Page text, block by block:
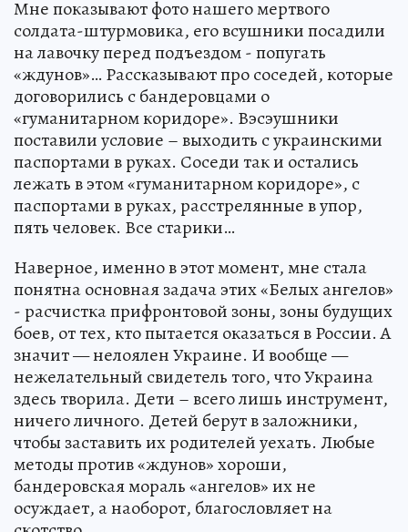
Мне показывают фото нашего мертвого
солдата-штурмовика, его всушники посадили
на лавочку перед подъездом - попугать
«ждунов»… Рассказывают про соседей, которые
договорились с бандеровцами о
«гуманитарном коридоре». Вэсэушники
поставили условие – выходить с украинскими
паспортами в руках. Соседи так и остались
лежать в этом «гуманитарном коридоре», с
паспортами в руках, расстрелянные в упор,
пять человек. Все старики…
Наверное, именно в этот момент, мне стала
понятна основная задача этих «Белых ангелов»
- расчистка прифронтовой зоны, зоны будущих
боев, от тех, кто пытается оказаться в России. А
значит — нелоялен Украине. И вообще —
нежелательный свидетель того, что Украина
здесь творила. Дети – всего лишь инструмент,
ничего личного. Детей берут в заложники,
чтобы заставить их родителей уехать. Любые
методы против «ждунов» хороши,
бандеровская мораль «ангелов» их не
осуждает, а наоборот, благословляет на